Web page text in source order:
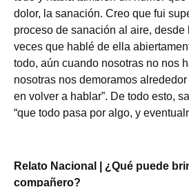
dolor, la sanación. Creo que fui
proceso de sanación al aire,
veces que hablé de ella
todo, aún cuando nosotras no nos
nosotras nos demoramos
en volver a hablar”. De todo esto,
“que todo pasa por algo, y
Relato Nacional | ¿Qué puede
compañero?